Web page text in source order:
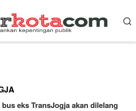
eks TransJogja akan dilelang